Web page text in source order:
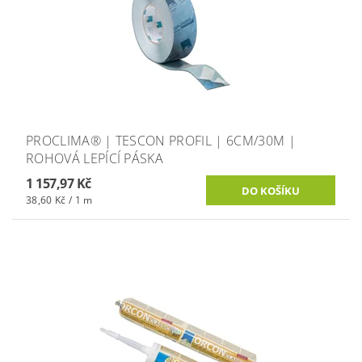
PROCLIMA® | TESCON PROFIL | 6CM/30M |
ROHOVÁ LEPÍCÍ PÁSKA
1 157,97 Kč
38,60 Kč / 1 m